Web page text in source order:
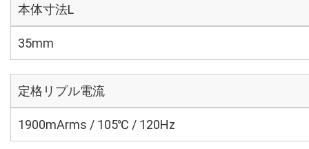
本体寸法L
35mm
定格リプル電流
1900mArms / 105℃ / 120Hz